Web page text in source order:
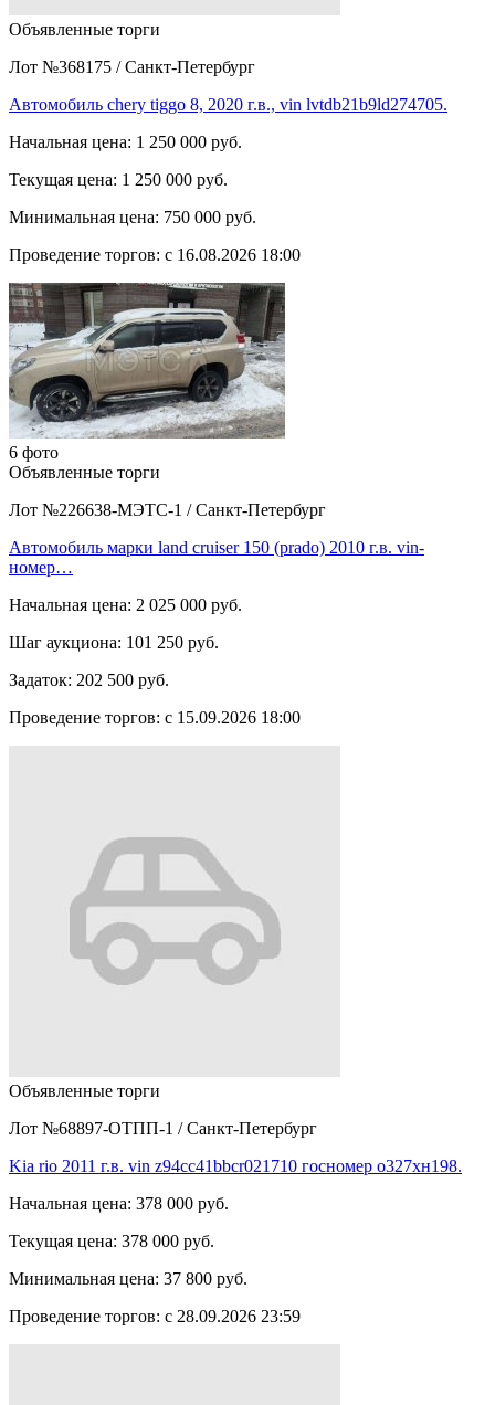
Объявленные торги
Лот №368175 / Санкт-Петербург
Автомобиль chery tiggo 8, 2020 г.в., vin lvtdb21b9ld274705.
Начальная цена: 1 250 000 руб.
Текущая цена: 1 250 000 руб.
Минимальная цена: 750 000 руб.
Проведение торгов: с 16.08.2026 18:00
6 фото
Объявленные торги
Лот №226638-МЭТС-1 / Санкт-Петербург
Автомобиль марки land cruiser 150 (prado) 2010 г.в. vin-
номер…
Начальная цена: 2 025 000 руб.
Шаг аукциона: 101 250 руб.
Задаток: 202 500 руб.
Проведение торгов: с 15.09.2026 18:00
Объявленные торги
Лот №68897-ОТПП-1 / Санкт-Петербург
Kia rio 2011 г.в. vin z94cc41bbcr021710 госномер о327хн198.
Начальная цена: 378 000 руб.
Текущая цена: 378 000 руб.
Минимальная цена: 37 800 руб.
Проведение торгов: с 28.09.2026 23:59